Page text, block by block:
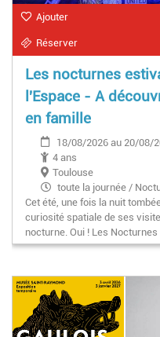
Ajouter
Réserver
Les nocturnes
l'Espace - A
en famille
18/08/2026 au 20/08/
4 ans
Toulouse
toute la journée /
Cet été, une fois la nuit
curiosité spatiale de ses
nocturne. Oui ! Les